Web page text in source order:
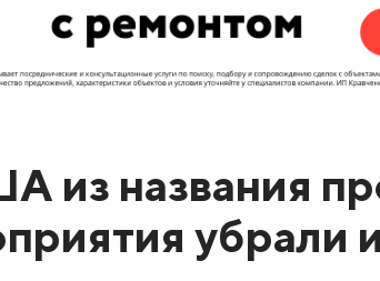
из названия
убрали